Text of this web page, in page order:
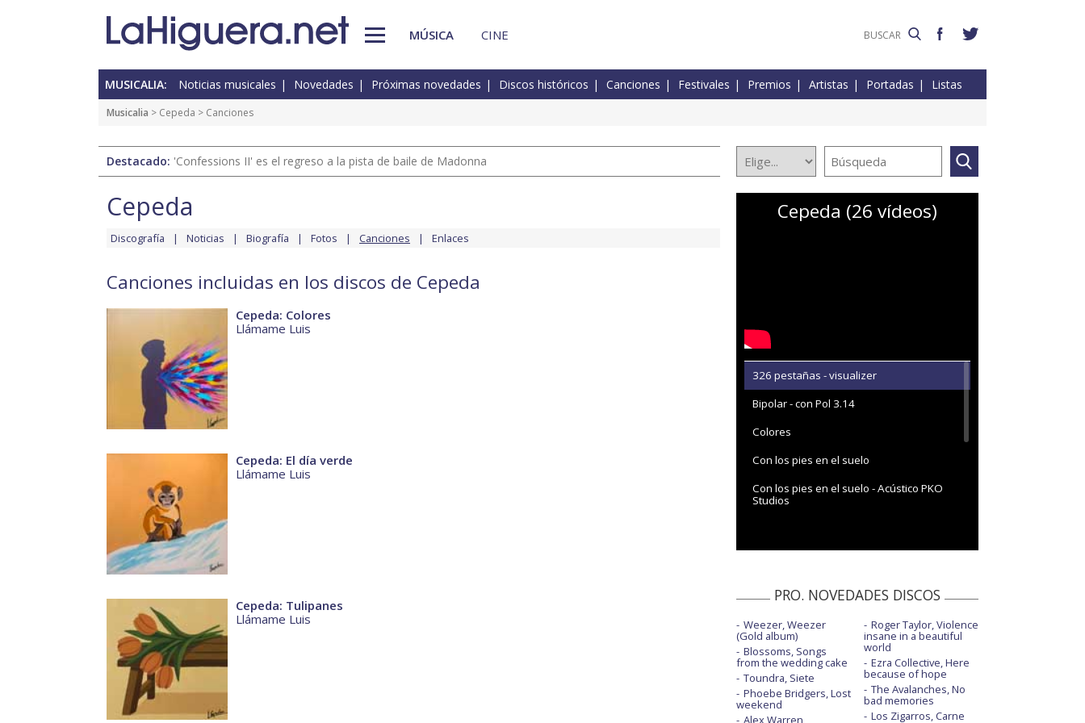
MÚSICA CINE
MUSICALIA: Noticias musicales Novedades Próximas novedades Discos históricos Canciones Festivales Premios Artistas Portadas Listas
Musicalia > Cepeda > Canciones
Destacado: 'Confessions II' es el regreso a la pista de baile de Madonna
Cepeda
Discografía Noticias Biografía Fotos Canciones Enlaces
Canciones incluidas en los discos de Cepeda
Cepeda: Colores
Llámame Luis
Cepeda: El día verde
Llámame Luis
Cepeda: Tulipanes
Llámame Luis
Cepeda (26 vídeos)
326 pestañas - visualizer
Bipolar - con Pol 3.14
Colores
Con los pies en el suelo
Con los pies en el suelo - Acústico PKO
Studios
El día verde
Esquini love
Gentleman
La fortuna
La misma dirección - con Roi Méndez
PRO. NOVEDADES DISCOS
Weezer, Weezer
(Gold album)
Blossoms, Songs
from the wedding cake
Toundra, Siete
Phoebe Bridgers, Lost
weekend
Alex Warren,
Roger Taylor, Violence
insane in a beautiful
world
Ezra Collective, Here
because of hope
The Avalanches, No
bad memories
Los Zigarros, Carne